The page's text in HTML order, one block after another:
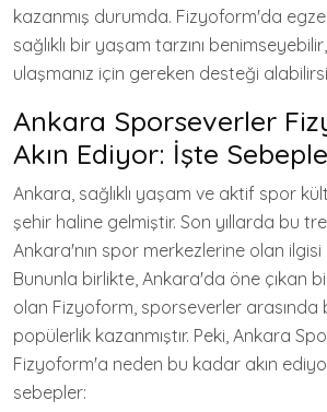
kazanmış durumda. Fizyoform'da
sağlıklı bir yaşam tarzını
ulaşmanız için gereken desteği
Ankara Sporseverler
Akın Ediyor: İşte
Ankara, sağlıklı yaşam ve aktif spor
şehir haline gelmiştir. Son yıllarda bu
Ankara'nın spor merkezlerine olan ilgisi
Bununla birlikte, Ankara'da öne çıkan
olan Fizyoform, sporseverler arasında
popülerlik kazanmıştır. Peki, Ankara
Fizyoform'a neden bu kadar akın
sebepler: